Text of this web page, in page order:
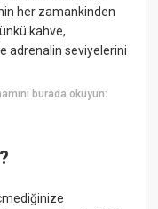
her zamankinden
kahve,
adrenalin seviyelerini
burada okuyun: